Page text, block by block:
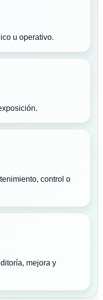
u operativo.
control o
mejora y